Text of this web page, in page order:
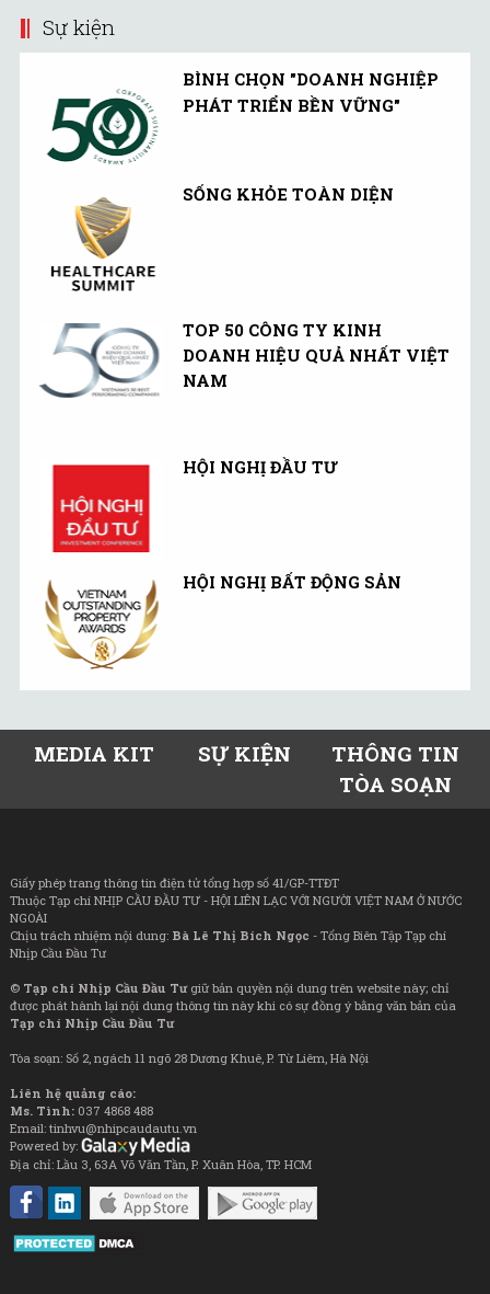
Sự kiện
BÌNH CHỌN "DOANH NGHIỆP
PHÁT TRIỂN BỀN VỮNG"
SỐNG KHỎE TOÀN DIỆN
TOP 50 CÔNG TY KINH
DOANH HIỆU QUẢ NHẤT VIỆT
NAM
HỘI NGHỊ ĐẦU TƯ
HỘI NGHỊ BẤT ĐỘNG SẢN
MEDIA KIT SỰ KIỆN
THÔNG TIN
TÒA SOẠN
Giấy phép trang thông tin điện tử tổng hợp số 41/GP-TTĐT
Thuộc Tạp chí NHỊP CẦU ĐẦU TƯ - HỘI LIÊN LẠC VỚI NGƯỜI VIỆT NAM Ở NƯỚC
NGOÀI
Chịu trách nhiệm nội dung: Bà Lê Thị Bích Ngọc - Tổng Biên Tập Tạp chí
Nhịp Cầu Đầu Tư
© Tạp chí Nhịp Cầu Đầu Tưgiữ bản quyền nội dung trên website này; chỉ
được phát hành lại nội dung thông tin này khi có sự đồng ý bằng văn bản của
Tạp chí Nhịp Cầu Đầu Tư
Tòa soạn: Số 2, ngách 11 ngõ 28 Dương Khuê, P. Từ Liêm, Hà Nội
Liên hệ quảng cáo:
Ms. Tình: 037 4868 488
Email: tinhvu@nhipcaudautu.vn
Powered by:
Địa chỉ: Lầu 3, 63A Võ Văn Tần, P. Xuân Hòa, TP. HCM